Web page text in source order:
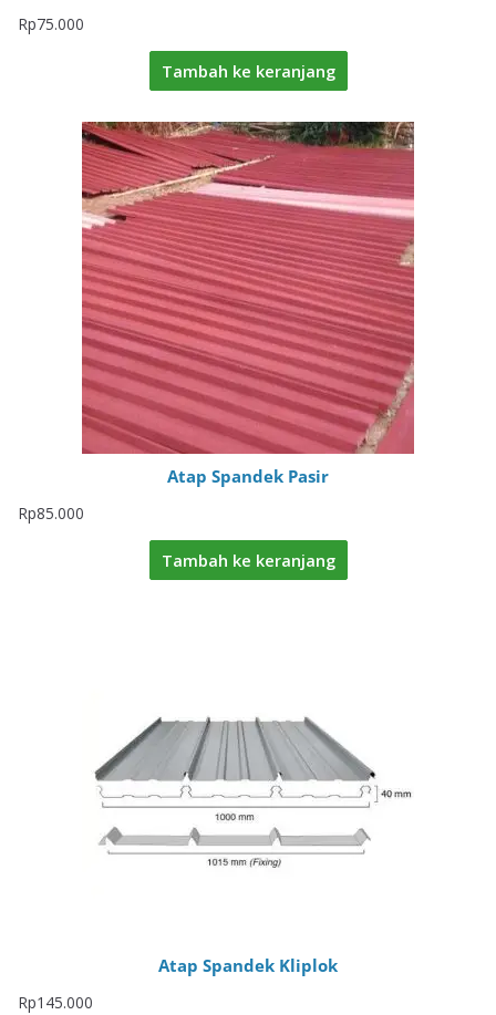
Rp75.000
Tambah ke keranjang
Atap Spandek Pasir
Rp85.000
Tambah ke keranjang
Atap Spandek Kliplok
Rp145.000